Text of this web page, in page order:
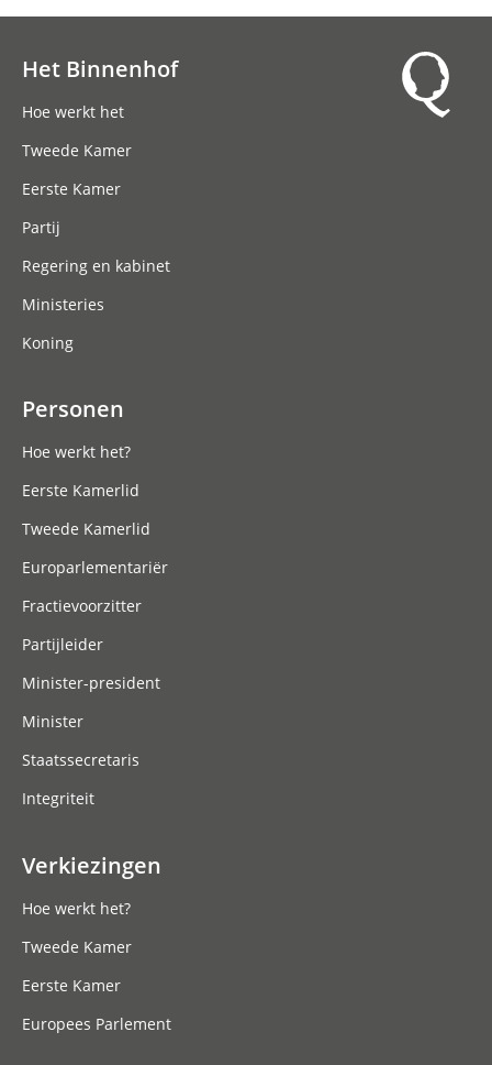
Het Binnenhof
Hoe werkt het
Tweede Kamer
Eerste Kamer
Partij
Regering en kabinet
Ministeries
Koning
Personen
Hoe werkt het?
Eerste Kamerlid
Tweede Kamerlid
Europarlementariër
Fractievoorzitter
Partijleider
Minister-president
Minister
Staatssecretaris
Integriteit
Verkiezingen
Hoe werkt het?
Tweede Kamer
Eerste Kamer
Europees Parlement